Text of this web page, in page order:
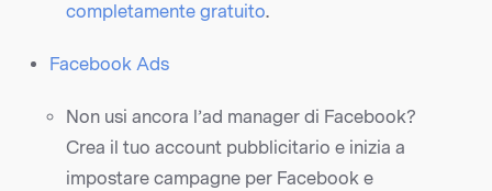
completamente gratuito.
Facebook Ads
Non usi ancora l’ad manager di Facebook?
Crea il tuo account pubblicitario e inizia a
impostare campagne per Facebook e